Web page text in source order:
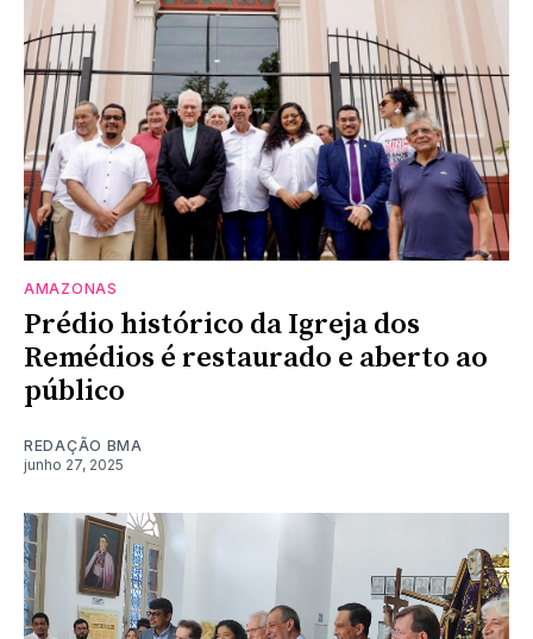
AMAZONAS
Prédio histórico da Igreja dos
Remédios é restaurado e aberto ao
público
REDAÇÃO BMA
junho 27, 2025